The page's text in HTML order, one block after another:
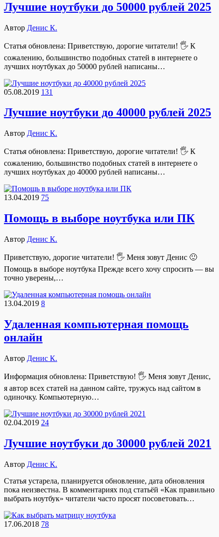
Лучшие ноутбуки до 50000 рублей 2025
Автор Денис К.
Статья обновлена: Приветствую, дорогие читатели! 🖐 К
сожалению, большинство подобных статей в интернете о
лучших ноутбуках до 50000 рублей написаны…
05.08.2019 131
Лучшие ноутбуки до 40000 рублей 2025
Автор Денис К.
Статья обновлена: Приветствую, дорогие читатели! 🖐 К
сожалению, большинство подобных статей в интернете о
лучших ноутбуках до 40000 рублей написаны…
13.04.2019 75
Помощь в выборе ноутбука или ПК
Автор Денис К.
Приветствую, дорогие читатели! 🖐 Меня зовут Денис 🙂
Помощь в выборе ноутбука Прежде всего хочу спросить — вы
точно уверены,…
13.04.2019 8
Удаленная компьютерная помощь
онлайн
Автор Денис К.
Информация обновлена: Приветствую! 🖐 Меня зовут Денис,
я автор всех статей на данном сайте, тружусь над сайтом в
одиночку. Компьютерную…
02.04.2019 24
Лучшие ноутбуки до 30000 рублей 2021
Автор Денис К.
Статья устарела, планируется обновление, дата обновления
пока неизвестна. В комментариях под статьёй «Как правильно
выбрать ноутбук» читатели часто просят посоветовать…
17.06.2018 78